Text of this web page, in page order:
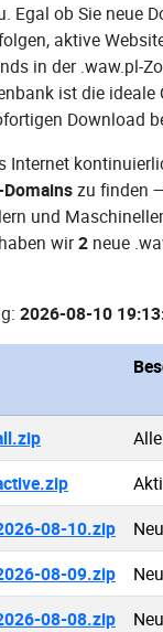
Egal ob Sie neue
aktive
in der .waw.pl-
ist die
Download
Internet
zu finden
und
wir2 neue
2026-08-10
08-10.zip
08-09.zip
08-08.zip